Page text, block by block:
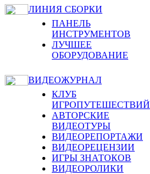
ЛИНИЯ СБОРКИ
ПАНЕЛЬ
ИНСТРУМЕНТОВ
ЛУЧШЕЕ
ОБОРУДОВАНИЕ
ВИДЕОЖУРНАЛ
КЛУБ
ИГРОПУТЕШЕСТВИЙ
АВТОРСКИЕ
ВИДЕОТУРЫ
ВИДЕОРЕПОРТАЖИ
ВИДЕОРЕЦЕНЗИИ
ИГРЫ ЗНАТОКОВ
ВИДЕОРОЛИКИ